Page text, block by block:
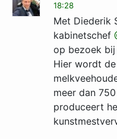
18:28
Met Diederik
kabinetschef
op bezoek bij
Hier wordt
meer dan
produceert